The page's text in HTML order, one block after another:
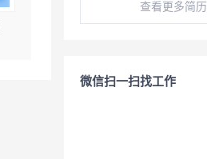
查看更多简历
微信扫一扫找工作